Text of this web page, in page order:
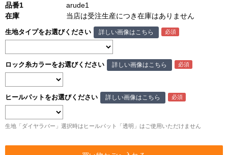
品番1
arude1
在庫
当店は受注生産につき在庫はありません
生地タイプをお選びください 詳しい画像はこちら
ロック糸カラーをお選びください 詳しい画像はこちら
ヒールパットをお選びください 詳しい画像はこちら
生地「ダイヤラバー」選択時はヒールパット「透明」はご使用いただけません